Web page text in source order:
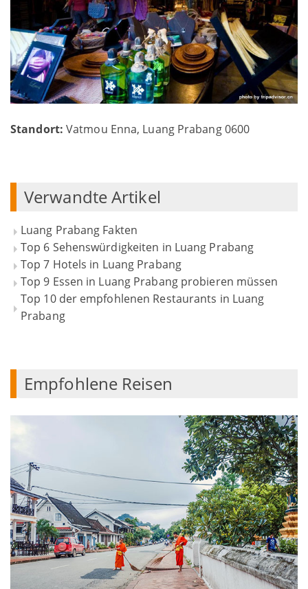
Standort: Vatmou Enna, Luang Prabang 0600
Verwandte Artikel
Luang Prabang Fakten
Top 6 Sehenswürdigkeiten in Luang Prabang
Top 7 Hotels in Luang Prabang
Top 9 Essen in Luang Prabang probieren müssen
Top 10 der empfohlenen Restaurants in Luang
Prabang
Empfohlene Reisen